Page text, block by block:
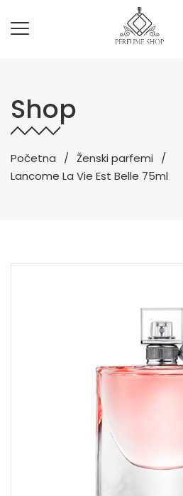
Shop
Početna
Ženski parfemi
Lancome La Vie Est Belle 75ml